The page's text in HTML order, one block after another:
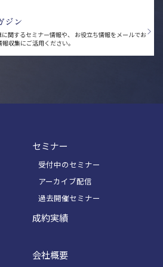
ジン
関するセミナー情報や、
お役立ち情報をメールでお
報収集にご活用ください。
セミナー
受付中のセミナー
アーカイブ配信
過去開催セミナー
成約実績
会社概要